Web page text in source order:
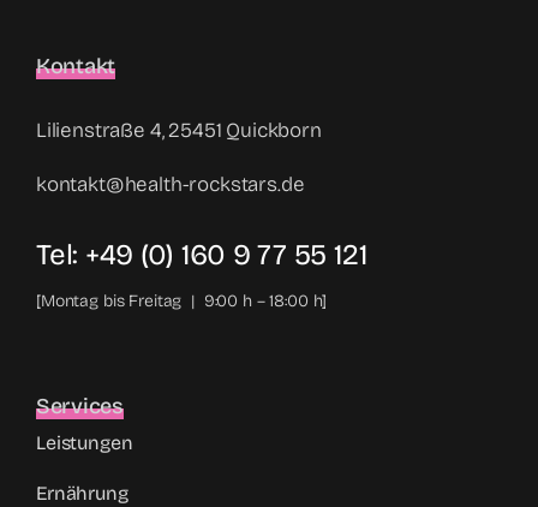
Kontakt
Lilienstraße 4, 25451 Quickborn
kontakt@health-rockstars.de
Tel: +49 (0) 160 9 77 55 121
[Montag bis Freitag | 9:00 h – 18:00 h]
Services
Leistungen
Ernährung